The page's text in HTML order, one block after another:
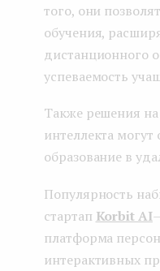
того, они
обучения,
дистанционного
успеваемость
Также решения на
интеллекта могут
образование в
Популярность
стартап Korbit AI
платформа
интерактивных